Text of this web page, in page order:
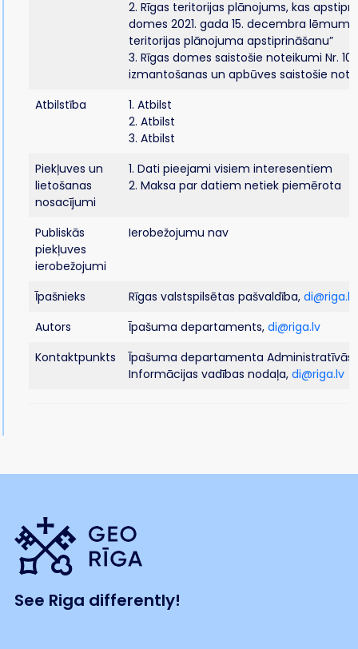
2. Rīgas teritorijas plānojums, kas
domes 2021. gada 15. decembra lēmumu
teritorijas plānojuma apstiprināšanu”
3. Rīgas domes saistošie noteikumi Nr.
izmantošanas un apbūves saistošie
Atbilstība
1. Atbilst
2. Atbilst
3. Atbilst
Piekļuves un
lietošanas
nosacījumi
1. Dati pieejami visiem interesentiem
2. Maksa par datiem netiek piemērota
Publiskās
piekļuves
ierobežojumi
Ierobežojumu nav
Īpašnieks Rīgas valstspilsētas pašvaldība, di@riga.lv
Autors
Īpašuma departaments, di@riga.lv
Kontaktpunkts
Īpašuma departamenta Administratīvās
Informācijas vadības nodaļa, di@riga.lv
See Riga differently!